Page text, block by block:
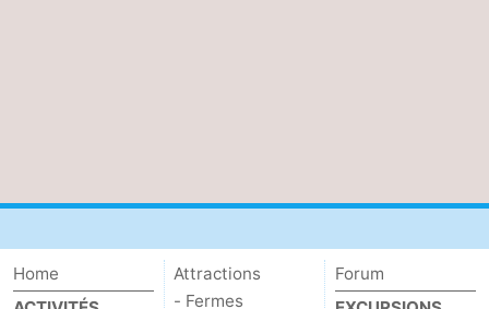
Home
Attractions
- Fermes
Forum